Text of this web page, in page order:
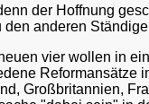
der Hoffnung
den anderen
vier wollen in
Reformansätze
Großbritannien,